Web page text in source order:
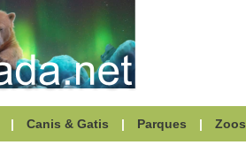
| Canis & Gatis | Parques | Zoos